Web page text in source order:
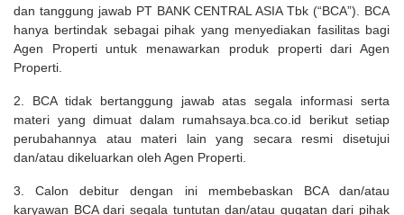
dan tanggung jawab PT BANK CENTRAL ASIA Tbk (“BCA”). BCA
hanya bertindak sebagai pihak yang menyediakan fasilitas bagi
Agen Properti untuk menawarkan produk properti dari Agen
Properti.
2. BCA tidak bertanggung jawab atas segala informasi serta
materi yang dimuat dalam rumahsaya.bca.co.id berikut setiap
perubahannya atau materi lain yang secara resmi disetujui
dan/atau dikeluarkan oleh Agen Properti.
3. Calon debitur dengan ini membebaskan BCA dan/atau
karyawan BCA dari segala tuntutan dan/atau gugatan dari pihak